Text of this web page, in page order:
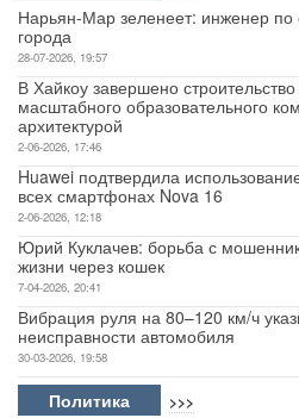
Нарьян-Мар зеленеет: инженер
города
28-07-2026, 19:57
В Хайкоу завершено
масштабного образовательного
архитектурой
2-06-2026, 17:46
Huawei подтвердила
всех смартфонах Nova 16
2-06-2026, 12:18
Юрий Куклачев: борьба с
жизни через кошек
7-04-2026, 20:41
Вибрация руля на 80–120 км/ч
неисправности автомобиля
30-03-2026, 19:58
Политика >>>